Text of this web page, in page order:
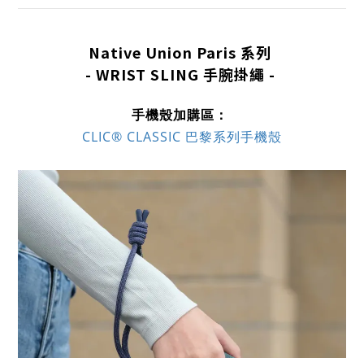
Native Union Paris 系列
- WRIST SLING 手腕掛繩 -
手機殼加購區：
CLIC® CLASSIC 巴黎系列手機殼